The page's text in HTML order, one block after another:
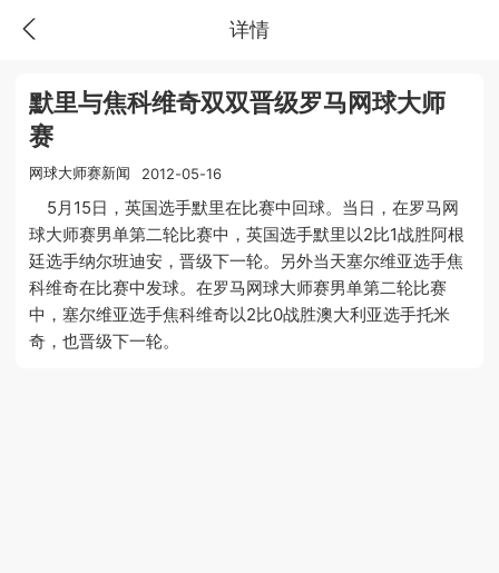
详情
默里与焦科维奇双双晋级罗马网球大师
赛
网球大师赛新闻 2012-05-16
5月15日，英国选手默里在比赛中回球。当日，在罗马网
球大师赛男单第二轮比赛中，英国选手默里以2比1战胜阿根
廷选手纳尔班迪安，晋级下一轮。另外当天塞尔维亚选手焦
科维奇在比赛中发球。在罗马网球大师赛男单第二轮比赛
中，塞尔维亚选手焦科维奇以2比0战胜澳大利亚选手托米
奇，也晋级下一轮。